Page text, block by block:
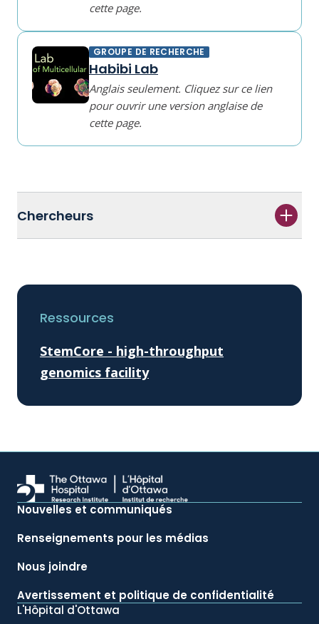
cette page.
GROUPE DE RECHERCHE
Habibi Lab
Anglais seulement. Cliquez sur ce lien
pour ouvrir une version anglaise de
cette page.
Chercheurs
Ressources
StemCore - high-throughput
genomics facility
Nouvelles et communiqués
Renseignements pour les médias
Nous joindre
Avertissement et politique de confidentialité
L'Hôpital d'Ottawa